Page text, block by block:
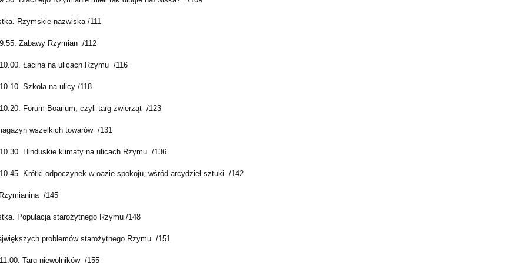
Rzymskie nazwiska /111
Zabawy Rzymian /112
Łacina na ulicach Rzymu /116
Szkoła na ulicy /118
Forum Boarium, czyli targ zwierząt /123
wszelkich towarów /131
Hinduskie klimaty na ulicach Rzymu /136
Krótki odpoczynek w oazie spokoju, wśród arcydzieł sztuki /142
/145
Populacja starożytnego Rzymu /148
problemów starożytnego Rzymu /151
Targ niewolników /155